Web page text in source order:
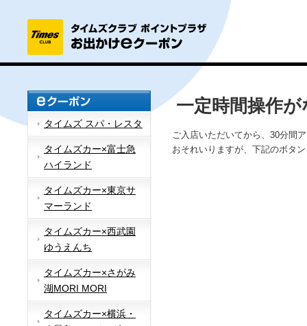
タイムズ スパ・レスタ
タイムズカー×富士急
ハイランド
タイムズカー×東京サ
マーランド
タイムズカー×西武園
ゆうえんち
タイムズカー×さがみ
湖MORI MORI
タイムズカー×横浜・
一定時間操作
ご入店いただいてから、30分間
おそれいりますが、下記のボタ